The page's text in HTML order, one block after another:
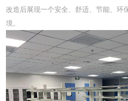
改造后展现一个安全、舒适、节能、环
境。